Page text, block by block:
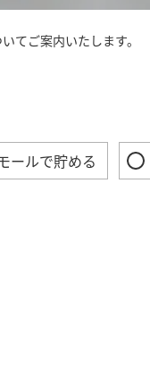
てご案内いたします。
ールで貯める